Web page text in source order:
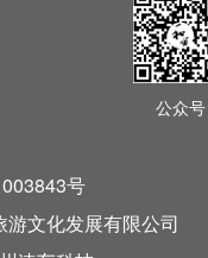
公众号
号
文化发展有限公司